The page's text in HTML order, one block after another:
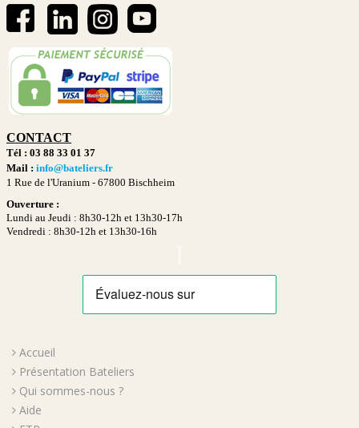
CONTACT
Tél : 03 88 33 01 37
Mail : info@bateliers.fr
1 Rue de l'Uranium - 67800 Bischheim
Ouverture :
Lundi au Jeudi : 8h30-12h et 13h30-17h
Vendredi : 8h30-12h et 13h30-16h
Accueil
Présentation Bateliers
Qui sommes-nous ?
Aide